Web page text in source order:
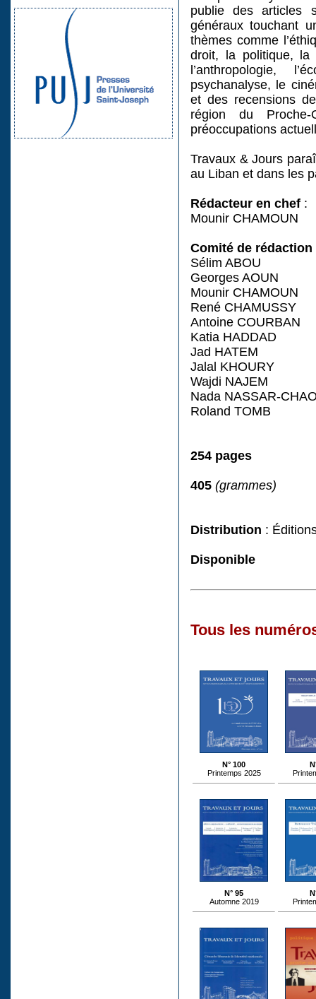
publie des articles
généraux touchant
thèmes comme
droit, la politique, la
l’anthropologie,
psychanalyse, le
et des recensions
région du
préoccupations
Travaux & Jours
au Liban et dans les
Rédacteur en chef :
Mounir CHAMOUN
Comité de rédaction
Sélim ABOU
Georges AOUN
Mounir CHAMOUN
René CHAMUSSY
Antoine COURBAN
Katia HADDAD
Jad HATEM
Jalal KHOURY
Wajdi NAJEM
Nada NASSAR-
Roland TOMB
254 pages
405 (grammes)
Distribution :
Disponible
Tous les
N° 100
Printemps 2025
N° 95
Automne 2019